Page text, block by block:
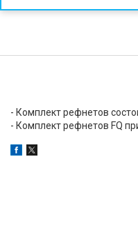
- Комплект рефнетов
- Комплект рефнетов FQ